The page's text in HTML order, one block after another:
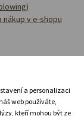
v e-shopu
a personalizaci
web používáte,
kteří mohou být ze